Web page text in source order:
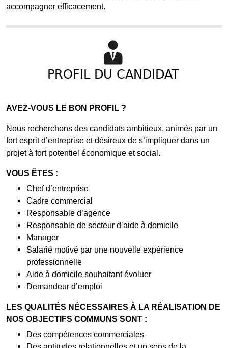
accompagner efficacement.
PROFIL DU CANDIDAT
AVEZ-VOUS LE BON PROFIL ?
Nous recherchons des candidats ambitieux, animés par un
fort esprit d’entreprise et désireux de s’impliquer dans un
projet à fort potentiel économique et social.
VOUS ÊTES :
Chef d’entreprise
Cadre commercial
Responsable d’agence
Responsable de secteur d’aide à domicile
Manager
Salarié motivé par une nouvelle expérience
professionnelle
Aide à domicile souhaitant évoluer
Demandeur d’emploi
LES QUALITÉS NÉCESSAIRES À LA RÉALISATION DE
NOS OBJECTIFS COMMUNS SONT :
Des compétences commerciales